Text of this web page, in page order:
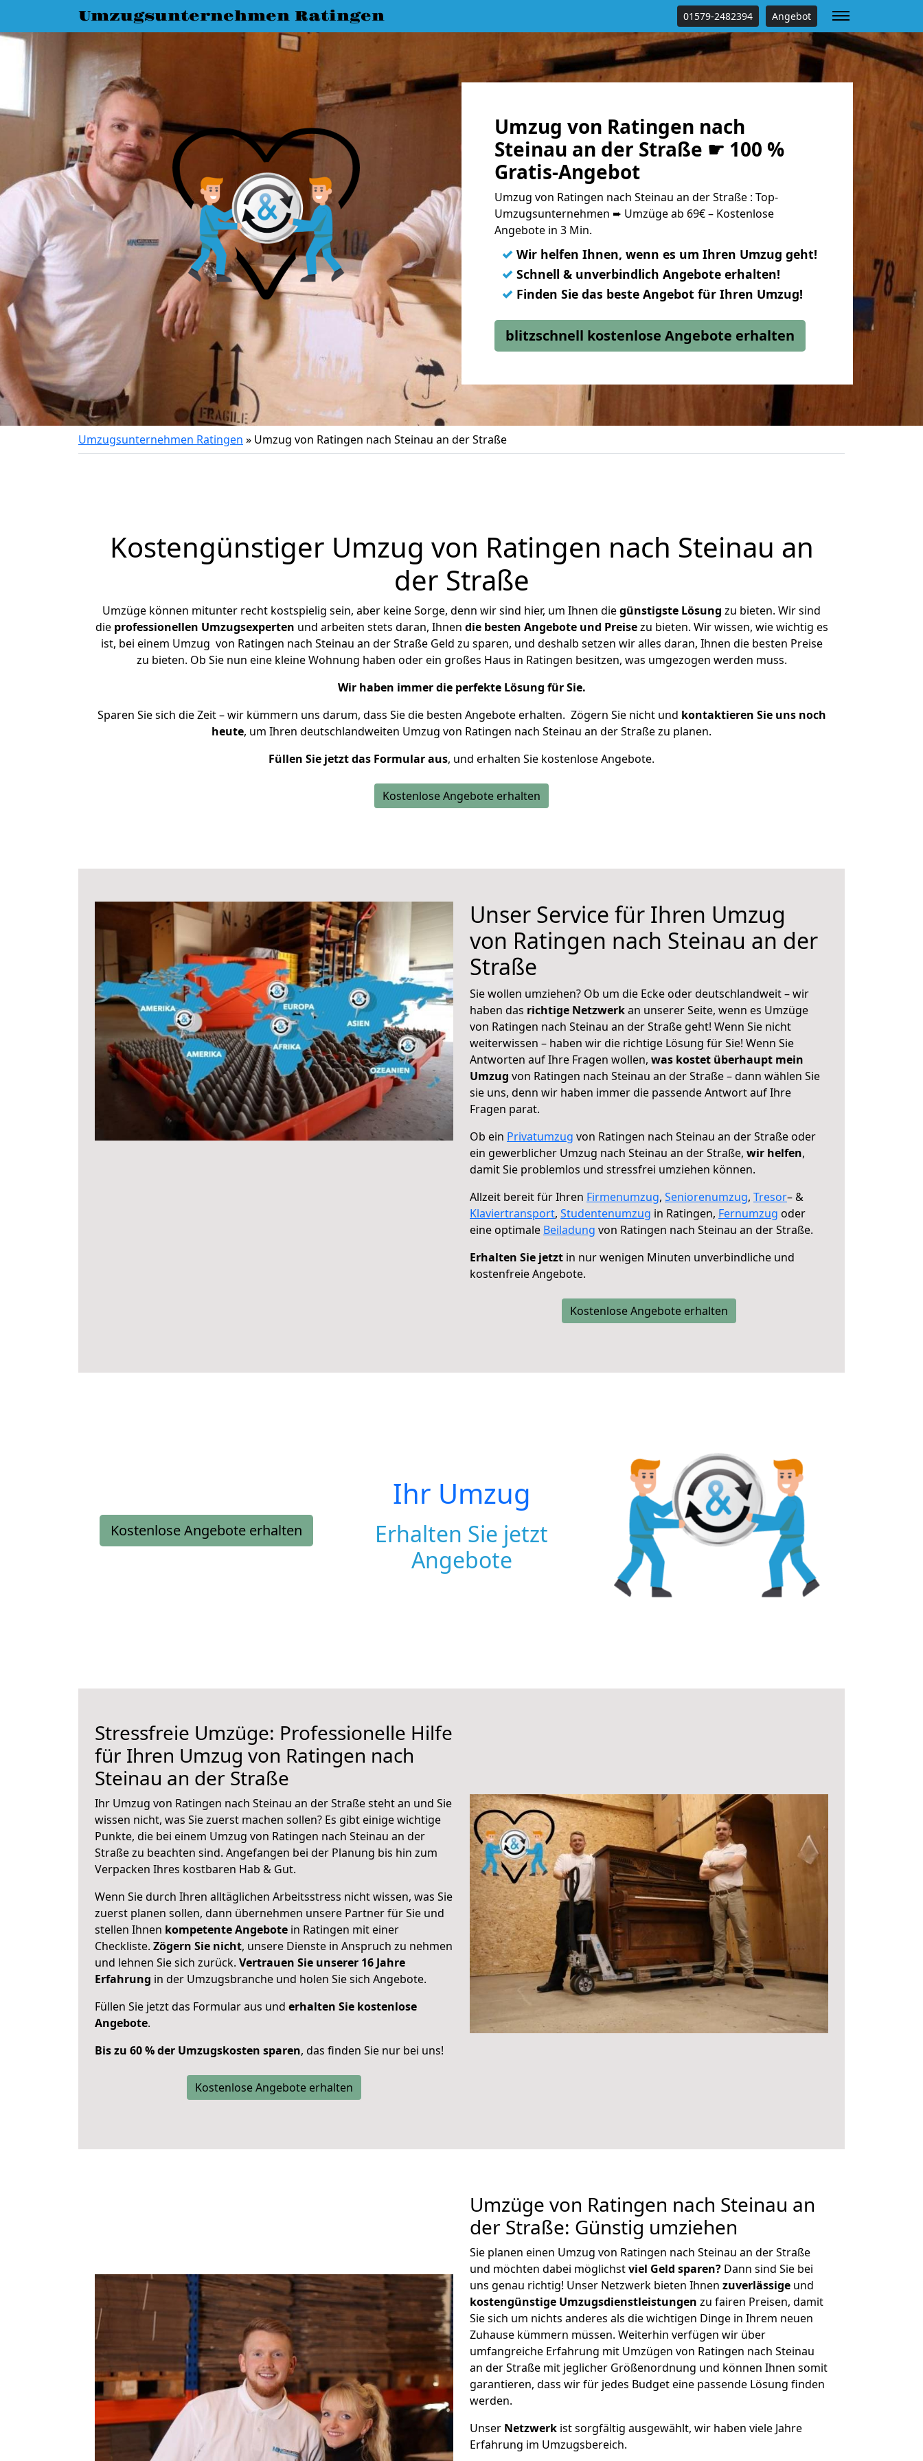
Umzugsunternehmen Ratingen 01579-2482394 Angebot
Umzug von Ratingen nach
Steinau an der Straße ☛ 100 %
Gratis-Angebot
Umzug von Ratingen nach Steinau an der Straße : Top-
Umzugsunternehmen ➨ Umzüge ab 69€ – Kostenlose
Angebote in 3 Min.
✓ Wir helfen Ihnen, wenn es um Ihren Umzug geht!
✓ Schnell & unverbindlich Angebote erhalten!
✓ Finden Sie das beste Angebot für Ihren Umzug!
blitzschnell kostenlose Angebote erhalten
Umzugsunternehmen Ratingen » Umzug von Ratingen nach Steinau an der Straße
Kostengünstiger Umzug von Ratingen nach Steinau an
der Straße
Umzüge können mitunter recht kostspielig sein, aber keine Sorge, denn wir sind hier, um Ihnen diegünstigste Lösung zu bieten. Wir sind
die professionellen Umzugsexperten und arbeiten stets daran, Ihnen die besten Angebote und Preisezu bieten. Wir wissen, wie wichtig es
ist, bei einem Umzug von Ratingen nach Steinau an der Straße Geld zu sparen, und deshalb setzen wir alles daran, Ihnen die besten Preise
zu bieten. Ob Sie nun eine kleine Wohnung haben oder ein großes Haus in Ratingen besitzen, was umgezogen werden muss.
Wir haben immer die perfekte Lösung für Sie.
Sparen Sie sich die Zeit – wir kümmern uns darum, dass Sie die besten Angebote erhalten. Zögern Sie nicht und kontaktieren Sie uns noch
heute, um Ihren deutschlandweiten Umzug von Ratingen nach Steinau an der Straße zu planen.
Füllen Sie jetzt das Formular aus, und erhalten Sie kostenlose Angebote.
Kostenlose Angebote erhalten
Unser Service für Ihren Umzug
von Ratingen nach Steinau an der
Straße
Sie wollen umziehen? Ob um die Ecke oder deutschlandweit – wir
haben das richtige Netzwerkan unserer Seite, wenn es Umzüge
von Ratingen nach Steinau an der Straße geht! Wenn Sie nicht
weiterwissen – haben wir die richtige Lösung für Sie! Wenn Sie
Antworten auf Ihre Fragen wollen, was kostet überhaupt mein
Umzug von Ratingen nach Steinau an der Straße – dann wählen Sie
sie uns, denn wir haben immer die passende Antwort auf Ihre
Fragen parat.
Ob ein Privatumzug von Ratingen nach Steinau an der Straße oder
ein gewerblicher Umzug nach Steinau an der Straße, wir helfen,
damit Sie problemlos und stressfrei umziehen können.
Allzeit bereit für Ihren Firmenumzug, Seniorenumzug, Tresor– &
Klaviertransport, Studentenumzug in Ratingen, Fernumzug oder
eine optimale Beiladung von Ratingen nach Steinau an der Straße.
Erhalten Sie jetzt in nur wenigen Minuten unverbindliche und
kostenfreie Angebote.
Kostenlose Angebote erhalten
Kostenlose Angebote erhalten
Ihr Umzug
Erhalten Sie jetzt
Angebote
Stressfreie Umzüge: Professionelle Hilfe
für Ihren Umzug von Ratingen nach
Steinau an der Straße
Ihr Umzug von Ratingen nach Steinau an der Straße steht an und Sie
wissen nicht, was Sie zuerst machen sollen? Es gibt einige wichtige
Punkte, die bei einem Umzug von Ratingen nach Steinau an der
Straße zu beachten sind. Angefangen bei der Planung bis hin zum
Verpacken Ihres kostbaren Hab & Gut.
Wenn Sie durch Ihren alltäglichen Arbeitsstress nicht wissen, was Sie
zuerst planen sollen, dann übernehmen unsere Partner für Sie und
stellen Ihnen kompetente Angebote in Ratingen mit einer
Checkliste. Zögern Sie nicht, unsere Dienste in Anspruch zu nehmen
und lehnen Sie sich zurück. Vertrauen Sie unserer 16 Jahre
Erfahrung in der Umzugsbranche und holen Sie sich Angebote.
Füllen Sie jetzt das Formular aus und erhalten Sie kostenlose
Angebote.
Bis zu 60 % der Umzugskosten sparen, das finden Sie nur bei uns!
Kostenlose Angebote erhalten
Umzüge von Ratingen nach Steinau an
der Straße: Günstig umziehen
Sie planen einen Umzug von Ratingen nach Steinau an der Straße
und möchten dabei möglichstviel Geld sparen? Dann sind Sie bei
uns genau richtig! Unser Netzwerk bieten Ihnen zuverlässige und
kostengünstige Umzugsdienstleistungen zu fairen Preisen, damit
Sie sich um nichts anderes als die wichtigen Dinge in Ihrem neuen
Zuhause kümmern müssen. Weiterhin verfügen wir über
umfangreiche Erfahrung mit Umzügen von Ratingen nach Steinau
an der Straße mit jeglicher Größenordnung und können Ihnen somit
garantieren, dass wir für jedes Budget eine passende Lösung finden
werden.
Unser Netzwerk ist sorgfältig ausgewählt, wir haben viele Jahre
Erfahrung im Umzugsbereich.